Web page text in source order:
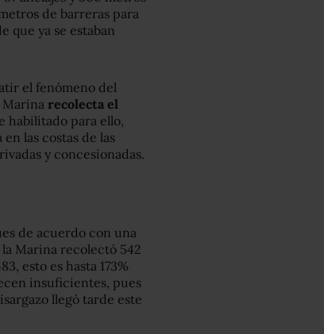
de barreras para
que ya se estaban
el fenómeno del
Marina recolecta el
habilitado para ello,
las costas de las
y concesionadas.
de acuerdo con una
Marina recolectó 542
esto es hasta 173%
insuficientes, pues
llegó tarde este